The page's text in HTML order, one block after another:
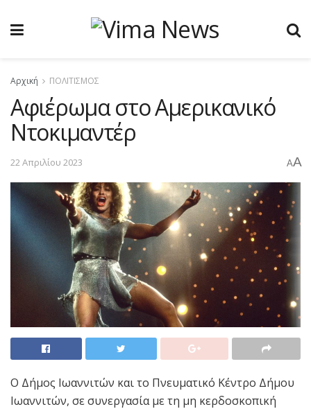
Αρχική ΠΟΛΙΤΙΣΜΟΣ
Αφιέρωμα στο Αμερικανικό
Ντοκιμαντέρ
22 Απριλίου 2023 AA
Ο Δήμος Ιωαννιτών και το Πνευματικό Κέντρο Δήμου
Ιωαννιτών, σε συνεργασία με τη μη κερδοσκοπική